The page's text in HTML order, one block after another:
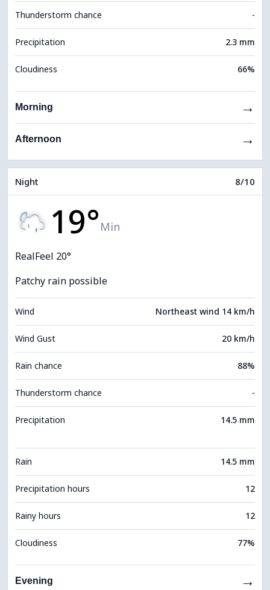
Thunderstorm chance -
Precipitation 2.3 mm
Cloudiness 66%
Morning →
Afternoon →
Night 8/10
19° Min
RealFeel 20°
Patchy rain possible
Wind Northeast wind 14 km/h
Wind Gust 20 km/h
Rain chance 88%
Thunderstorm chance -
Precipitation 14.5 mm
Rain 14.5 mm
Precipitation hours 12
Rainy hours 12
Cloudiness 77%
Evening →